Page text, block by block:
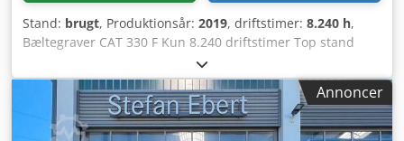
Stand: brugt, Produktionsår: 2019, driftstimer: 8.240 h,
Bæltegraver CAT 330 F Kun 8.240 driftstimer Top stand
Motor Cat C7.1, effekt ca. 195 kW / 261 hk, driftsvægt ca.
30.900 kg Kørehastighed ca. 5,3 km/t Gravedybde op til
7,24 m Rækkevidde ca. 10,8 m Skovlkapacitet ca. 1,7 m³
Crjdszrrnnspfx Agtjf Transportlængde ca. 10,4 m
Transporthøjde ca. 3,4 m Bredde (med 800 mm bælter) ca.
Annoncer